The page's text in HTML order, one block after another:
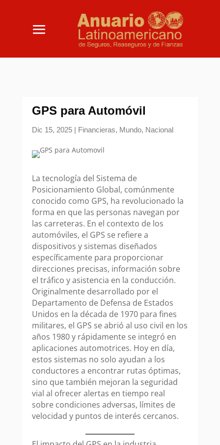
GPS para Automóvil
Dic 15, 2025| Financieras, Mundo, Nacional
La tecnología del Sistema de
Posicionamiento Global, comúnmente
conocido como GPS, ha revolucionado la
forma en que las personas navegan por
las carreteras. En el contexto de los
automóviles, el GPS se refiere a
dispositivos y sistemas diseñados
específicamente para proporcionar
direcciones precisas, información sobre
el tráfico y asistencia en la conducción.
Originalmente desarrollado por el
Departamento de Defensa de Estados
Unidos en la década de 1970 para fines
militares, el GPS se abrió al uso civil en los
años 1980 y rápidamente se integró en
aplicaciones automotrices. Hoy en día,
estos sistemas no solo ayudan a los
conductores a encontrar rutas óptimas,
sino que también mejoran la seguridad
vial al ofrecer alertas en tiempo real
sobre condiciones adversas, límites de
velocidad y puntos de interés cercanos.